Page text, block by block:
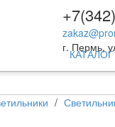
г. Пермь,
КАТАЛОГ
/